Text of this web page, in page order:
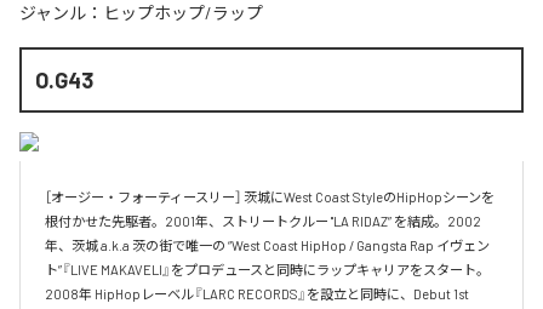
ジャンル： ヒップホップ/ラップ
O.G43
［オージー・フォーティースリー］ 茨城にWest Coast StyleのHipHopシーンを
根付かせた先駆者。2001年、ストリートクルー "LA RIDAZ” を結成。2002
年、茨城 a.k.a 茨の街で唯一の “West Coast HipHop / Gangsta Rap イヴェン
ト”『LIVE MAKAVELI』をプロデュースと同時にラップキャリアをスタート。
2008年 HipHopレーベル『LARC RECORDS』を設立と同時に、Debut 1st